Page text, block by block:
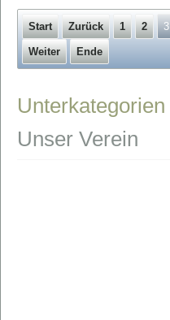
Start
Zurück 1 2 3
Weiter Ende
Unterkategorien
Unser Verein